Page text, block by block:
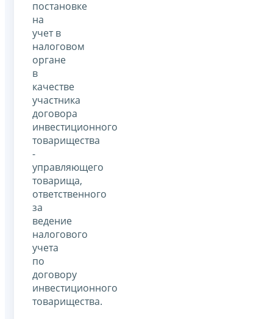
постановке
на
учет в
налоговом
органе
в
качестве
участника
договора
инвестиционного
товарищества
-
управляющего
товарища,
ответственного
за
ведение
налогового
учета
по
договору
инвестиционного
товарищества.